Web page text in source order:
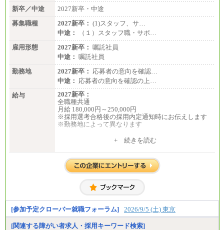
新卒／中途
2027新卒・中途
募集職種
2027新卒： (1)スタッフ、サ…
中途：
（１）スタッフ職・サポ…
雇用形態
2027新卒： 嘱託社員
中途： 嘱託社員
勤務地
2027新卒： 応募者の意向を確認…
中途： 応募者の意向を確認の上…
給与
2027新卒：
全職種共通
月給 180,000円～250,000円
※採用選考合格後の採用内定通知時にお伝えします
※勤務地によって異なります
月給 200,000円～250,000円
入社時の処遇は経験・能力を考慮の上、当社規程に
より決定します。
お伝えします。
+ 続きを読む
[参加予定クローバー就職フォーラム] 2026/9/5 (土) 東京
[関連する障がい者求人・採用キーワード検索]